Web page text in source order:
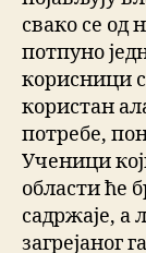
свако се од
потпуно
корисници
користан
потребе,
Ученици
области ће
садржаје, а
загрејаног